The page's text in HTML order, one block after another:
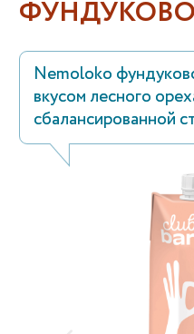
Nemoloko
вкусом лесного
сбалансированной